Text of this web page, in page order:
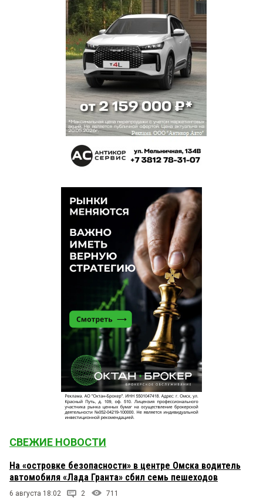
СВЕЖИЕ НОВОСТИ
На «островке безопасности» в центре Омска водитель
автомобиля «Лада Гранта» сбил семь пешеходов
6 августа 18:02 2 711